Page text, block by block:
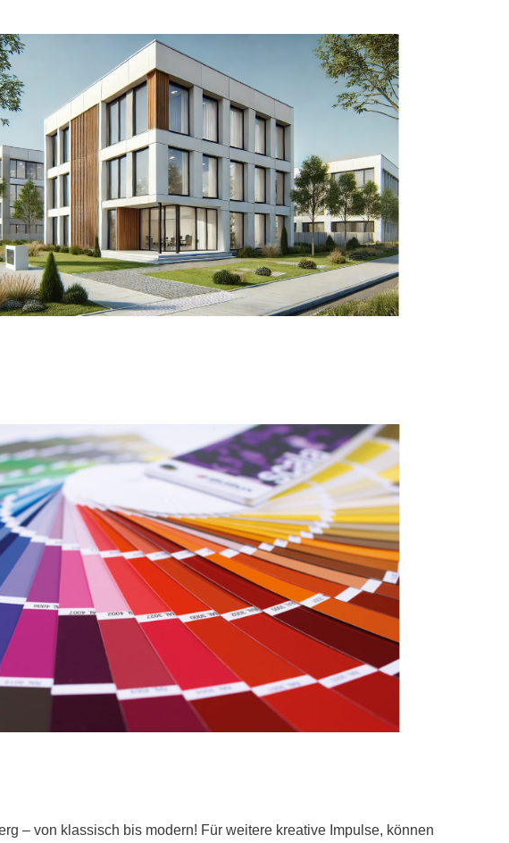
– von klassisch bis modern! Für weitere kreative Impulse, können